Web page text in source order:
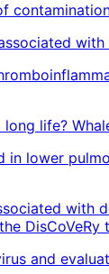
life?
in lower
with
DisCoVeRy
and